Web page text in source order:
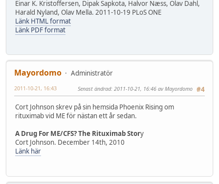
Einar K. Kristoffersen, Dipak Sapkota, Halvor Næss, Olav Dahl,
Harald Nyland, Olav Mella. 2011-10-19 PLoS ONE
Länk HTML format
Länk PDF format
Mayordomo
Administratör
#4
2011-10-21, 16:43 Senast ändrad: 2011-10-21, 16:46 av Mayordomo
Cort Johnson skrev på sin hemsida Phoenix Rising om
rituximab vid ME för nästan ett år sedan.
A Drug For ME/CFS? The Rituximab Story
Cort Johnson. December 14th, 2010
Länk här